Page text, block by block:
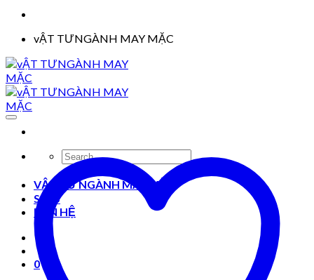
vẬT TƯNGÀNH MAY MẶC
Search
for:
VẬT TƯ NGÀNH MAY MẶC
Shop
LIÊN HỆ
0